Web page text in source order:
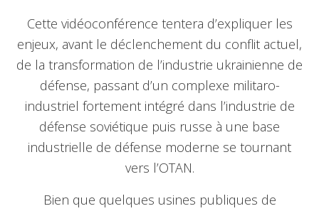
Cette vidéoconférence tentera d’expliquer les
enjeux, avant le déclenchement du conflit actuel,
de la transformation de l’industrie ukrainienne de
défense, passant d’un complexe militaro-
industriel fortement intégré dans l’industrie de
défense soviétique puis russe à une base
industrielle de défense moderne se tournant
vers l’OTAN.
Bien que quelques usines publiques de